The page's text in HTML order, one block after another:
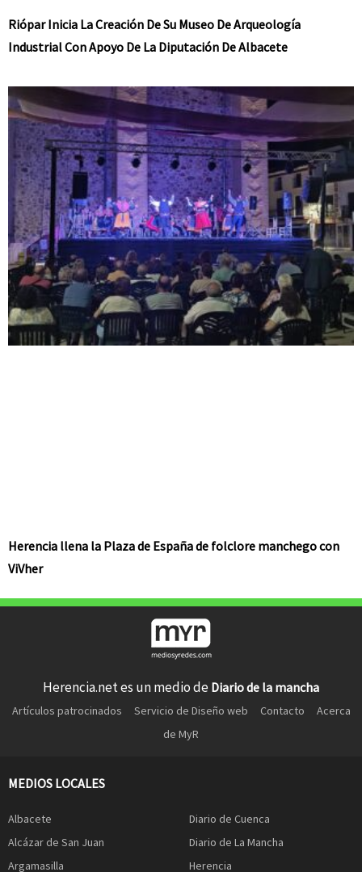
Riópar Inicia La Creación De Su Museo De Arqueología
Industrial Con Apoyo De La Diputación De Albacete
Herencia llena la Plaza de España de folclore manchego con
ViVher
Herencia.net es un medio de Diario de la mancha
Artículos patrocinados Servicio de Diseño web Contacto
Acerca
de MyR
MEDIOS LOCALES
Albacete
Alcázar de San Juan
Argamasilla
Diario de Cuenca
Diario de La Mancha
Herencia